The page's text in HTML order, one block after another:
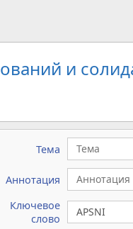
и
Тема
Аннотация
Ключевое
слово